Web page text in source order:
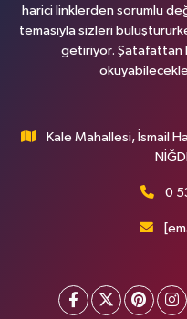
harici linklerden sorumlu
temasıyla sizleri
getiriyor. Şatafattan
Kale Mahallesi, İsmail
0